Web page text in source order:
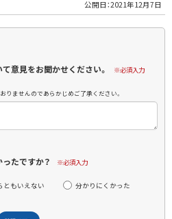
公開日：2021年12月7日
て意見をお聞かせください。 ※必須入力
りませんのであらかじめご了承ください。
たですか？ ※必須入力
ともいえない 分かりにくかった